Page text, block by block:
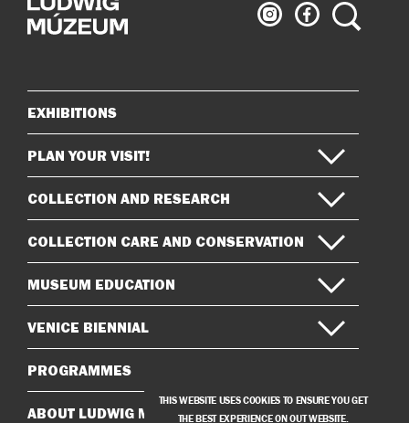
Ludwig
Museum
Ludwig
Museum
Search
Sitemap
EXHIBITIONS
PLAN YOUR VISIT!
COLLECTION AND RESEARCH
COLLECTION CARE AND CONSERVATION
MUSEUM EDUCATION
VENICE BIENNIAL
PROGRAMMES
ABOUT LUDWIG MUSEUM
THIS WEBSITE USES COOKIES TO ENSURE YOU GET
THE BEST EXPERIENCE ON OUT WEBSITE.